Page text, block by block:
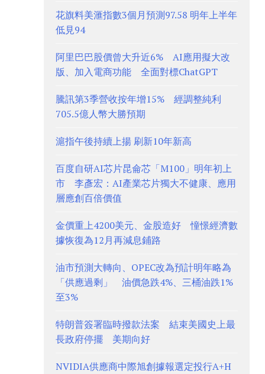
花旗料美滙指數3個月預測97.58 明年上半年
低見94
阿里巴巴股價曾大升近6% AI應用擬大改
版、加入電商功能 全面對標ChatGPT
騰訊第3季營收按年增15% 經調整純利
705.5億人幣大勝預期
滬指午後持續上揚 刷新10年新高
百度自研AI芯片昆侖芯「M100」明年初上
市 李彥宏：AI產業芯片獨大不健康、應用
層應創百倍價值
金價重上4200美元、金股造好 憧憬經濟數
據恢復為12月再減息鋪路
油市預測大轉向、OPEC改為預計明年略為
「供應過剩」 油價急跌4%、三桶油跌1%
至3%
特朗普簽署臨時撥款法案 結束美國史上最
長政府停擺 美期向好
NVIDIA供應商中際旭創據報選定投行A+H